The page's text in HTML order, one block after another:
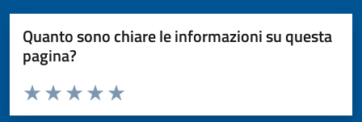
Quanto sono chiare le informazioni su questa
pagina?
Valuta da 1 a 5 stelle la pagina
Valuta 5 stelle su 5
Valuta 4 stelle su 5
Valuta 3 stelle su 5
Valuta 2 stelle su 5
Valuta 1 stelle su 5